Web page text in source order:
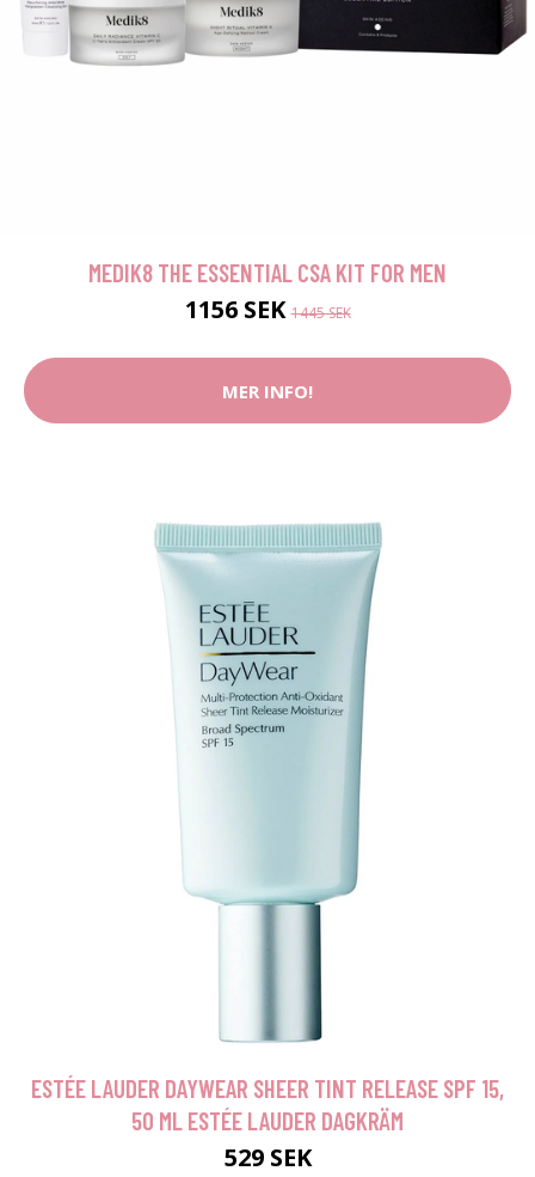
MEDIK8 THE ESSENTIAL CSA KIT FOR MEN
1156 SEK1445 SEK
MER INFO!
ESTÉE LAUDER DAYWEAR SHEER TINT RELEASE SPF 15,
50 ML ESTÉE LAUDER DAGKRÄM
529 SEK